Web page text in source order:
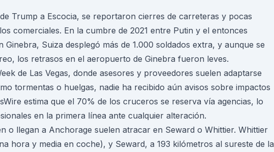
Trump a Escocia, se reportaron cierres de carreteras y pocas
comerciales. En la cumbre de 2021 entre Putin y el entonces
Ginebra, Suiza desplegó más de 1.000 soldados extra, y aunque se
los retrasos en el aeropuerto de Ginebra fueron leves.
de Las Vegas, donde asesores y proveedores suelen adaptarse
tormentas o huelgas, nadie ha recibido aún avisos sobre impactos
estima que el 70% de los cruceros se reserva vía agencias, lo
en la primera línea ante cualquier alteración.
o llegan a Anchorage suelen atracar en Seward o Whittier. Whittier
hora y media en coche), y Seward, a 193 kilómetros al sureste de la